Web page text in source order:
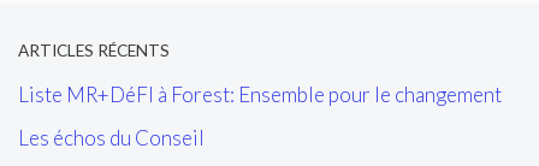
ARTICLES RÉCENTS
Liste MR+DéFI à Forest: Ensemble pour le changement
Les échos du Conseil